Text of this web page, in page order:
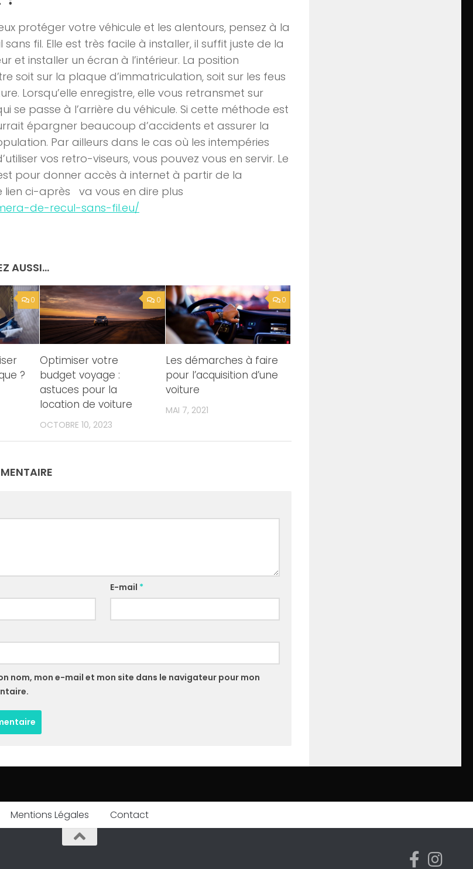
protéger votre véhicule et les alentours, pensez à la
fil. Elle est très facile à installer, il suffit juste de la
et installer un écran à l’intérieur. La position
soit sur la plaque d’immatriculation, soit sur les feus
Lorsqu’elle enregistre, elle vous retransmet sur
se passe à l’arrière du véhicule. Si cette méthode est
épargner beaucoup d’accidents et assurer la
Par ailleurs dans le cas où les intempéries
vos retro-viseurs, vous pouvez vous en servir. Le
pour donner accès à internet à partir de la
lien ci-après va vous en dire plus
de-recul-sans-fil.eu/
AUSSI...
0
?
0
Optimiser votre
budget voyage :
astuces pour la
location de voiture
OCTOBRE 10, 2023
0
Les démarches à faire
pour l’acquisition d’une
voiture
MAI 7, 2021
E-mail *
nom, mon e-mail et mon site dans le navigateur pour mon
Mentions Légales Contact